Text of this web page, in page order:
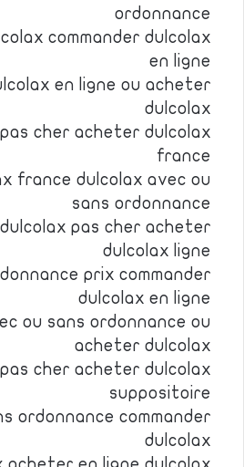
ordonnance
commander dulcolax
en ligne
en ligne ou acheter
dulcolax
cher acheter dulcolax
france
france dulcolax avec ou
sans ordonnance
pas cher acheter
dulcolax ligne
prix commander
dulcolax en ligne
ou sans ordonnance ou
acheter dulcolax
cher acheter dulcolax
suppositoire
ordonnance commander
dulcolax